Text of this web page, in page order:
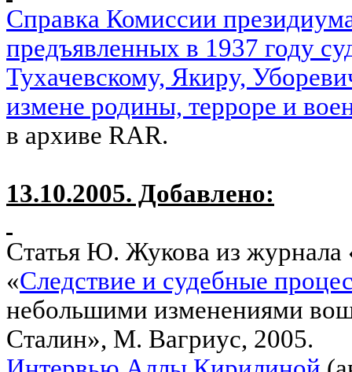
Справка Комиссии
предъявленных в 1937 году
Тухачевскому, Якиру,
измене родины, терроре и
в архиве RAR.
13.10.2005. Добавлено:
Статья Ю. Жукова из
«Следствие и судебные
небольшими изменениями
Сталин», М. Вагриус, 2005.